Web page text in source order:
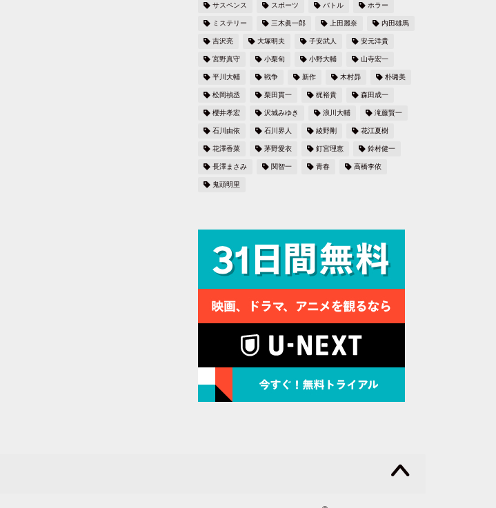
サスペンス スポーツ バトル ホラー
ミステリー 三木眞一郎 上田麗奈 内田雄馬
吉沢亮 大塚明夫 子安武人 安元洋貴
宮野真守 小栗旬 小野大輔 山寺宏一
平川大輔 戦争 新作 木村昴 朴璐美
松岡禎丞 栗田貫一 梶裕貴 森田成一
櫻井孝宏 沢城みゆき 浪川大輔 滝藤賢一
石川由依 石川界人 綾野剛 花江夏樹
花澤香菜 茅野愛衣 釘宮理恵 鈴村健一
長澤まさみ 関智一 青春 高橋李依
鬼頭明里